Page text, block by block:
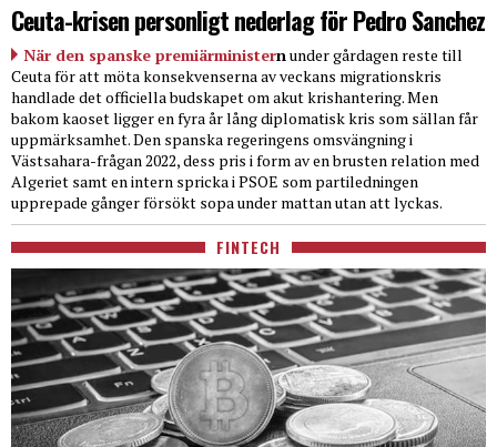
Ceuta-krisen personligt nederlag för Pedro Sanchez
När den spanske premiärministern under gårdagen reste till
Ceuta för att möta konsekvenserna av veckans migrationskris
handlade det officiella budskapet om akut krishantering. Men
bakom kaoset ligger en fyra år lång diplomatisk kris som sällan får
uppmärksamhet. Den spanska regeringens omsvängning i
Västsahara-frågan 2022, dess pris i form av en brusten relation med
Algeriet samt en intern spricka i PSOE som partiledningen
upprepade gånger försökt sopa under mattan utan att lyckas.
FINTECH